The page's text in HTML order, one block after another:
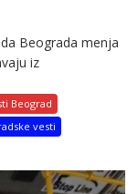
Beograda menja
iz
Beograd
vesti